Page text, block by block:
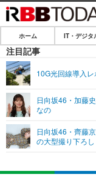
ホーム
IT・デジタル
ショッピング
SPEED TEST
エンタメ
エンタメTOP
ライフ
ライフTOP
リリース一覧
ホーム IT・デジタ
注目記事
10G光回線導入レ
日向坂46・加藤
なの
日向坂46・齊藤
の大型撮り下ろし